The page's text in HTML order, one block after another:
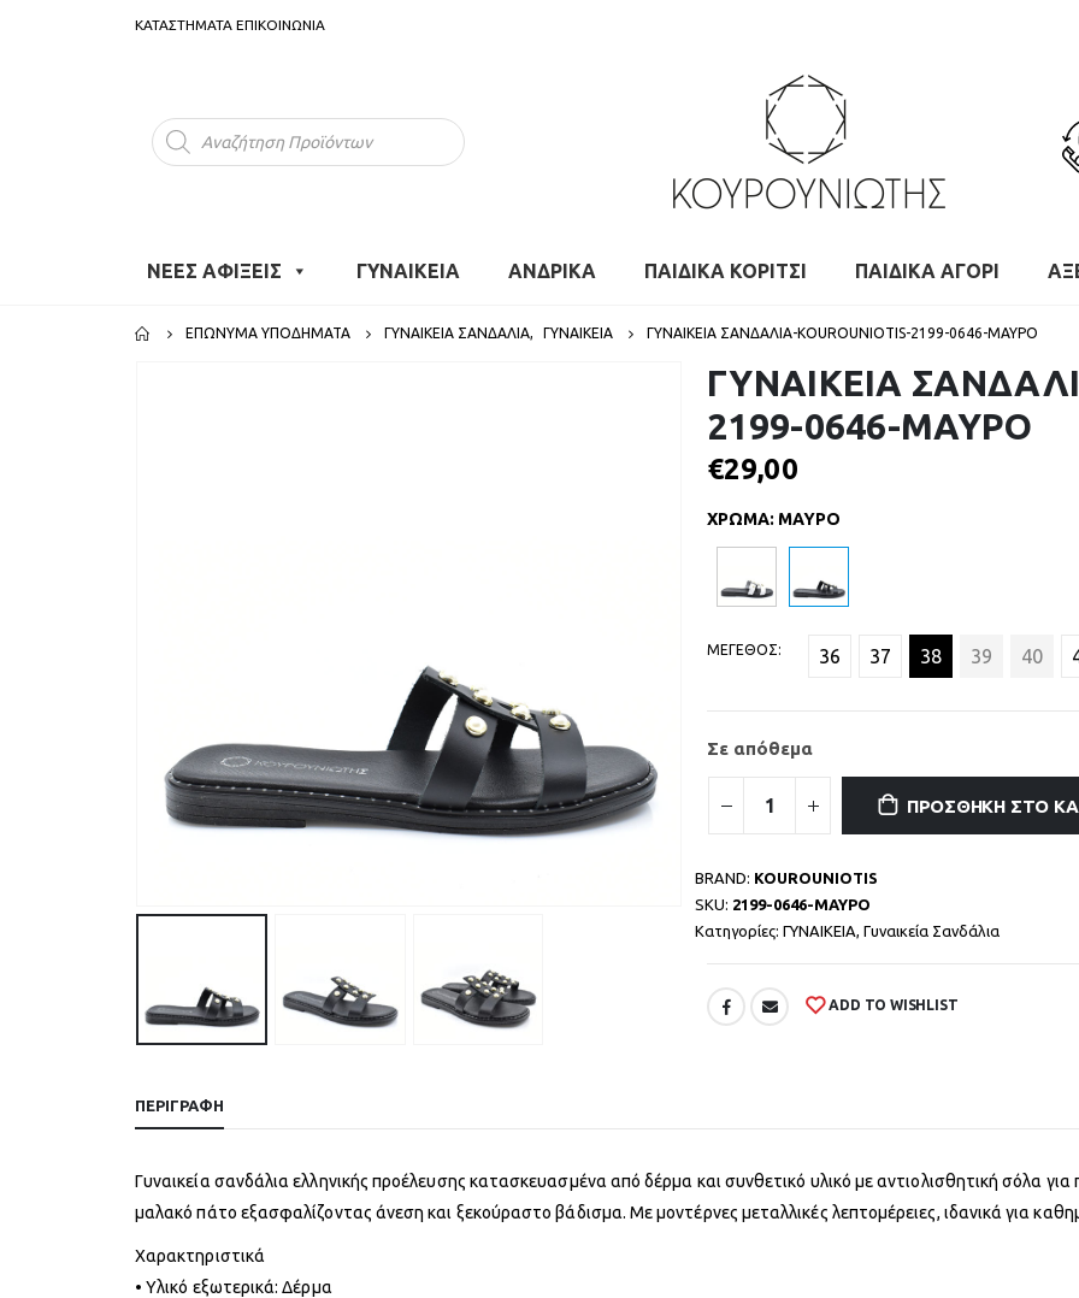
ΚΑΤΑΣΤΗΜΑΤΑ ΕΠΙΚΟΙΝΩΝΙΑ
Products
search
ΝΕΕΣ ΑΦΙΞΕΙΣ ΓΥΝΑΙΚΕΙΑ ΑΝΔΡΙΚΑ ΠΑΙΔΙΚΑ ΚΟΡΙΤΣΙ ΠΑΙΔΙΚΑ ΑΓΟΡΙ
ΕΠΏΝΥΜΑ ΥΠΟΔΉΜΑΤΑ ΓΥΝΑΙΚΕΊΑ ΣΑΝΔΆΛΙΑ, ΓΥΝΑΙΚΕΙΑ ΓΥΝΑΙΚΕΙΑ ΣΑΝΔΑΛΙΑ-KOUROUNIOTIS-2199-0646-ΜΑΥΡΟ
ΓΥΝΑΙΚΕΙΑ
2199-0646-ΜΑΥΡΟ
€29,00
ΧΡΩΜΑ: ΜΑΥΡΟ
ΜΕΓΕΘΟΣ 36 37 38 39 40
Σε απόθεμα
ΠΡΟΣΘΉΚΗ ΣΤΟ
BRAND: KOUROUNIOTIS
SKU: 2199-0646-ΜΑΥΡΟ
Κατηγορίες: ΓΥΝΑΙΚΕΙΑ, Γυναικεία Σανδάλια
ADD TO WISHLIST
ΠΕΡΙΓΡΑΦΉ
Γυναικεία σανδάλια ελληνικής προέλευσης κατασκευασμένα από δέρμα και συνθετικό υλικό με αντιολισθητική σόλα
μαλακό πάτο εξασφαλίζοντας άνεση και ξεκούραστο βάδισμα. Με μοντέρνες μεταλλικές λεπτομέρειες, ιδανικά για
Χαρακτηριστικά
• Υλικό εξωτερικά: Δέρμα